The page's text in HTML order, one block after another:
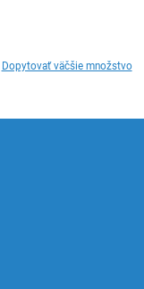
Dopytovať väčšie množstvo